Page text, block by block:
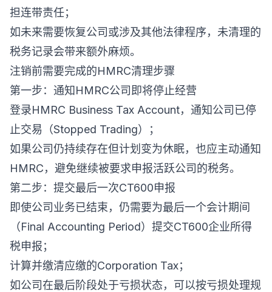
担连带责任；
如未来需要恢复公司或涉及其他法律程序，未清理的
税务记录会带来额外麻烦。
注销前需要完成的HMRC清理步骤
第一步：通知HMRC公司即将停止经营
登录HMRC Business Tax Account，通知公司已停
止交易（Stopped Trading）；
如果公司仍持续存在但计划变为休眠，也应主动通知
HMRC，避免继续被要求申报活跃公司的税务。
第二步：提交最后一次CT600申报
即使公司业务已结束，仍需要为最后一个会计期间
（Final Accounting Period）提交CT600企业所得
税申报；
计算并缴清应缴的Corporation Tax；
如公司在最后阶段处于亏损状态，可以按亏损处理规